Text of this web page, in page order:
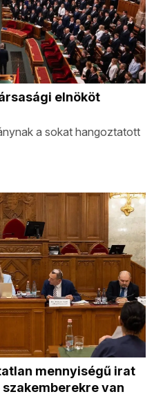
elnököt
a sokat hangoztatott
mennyiségű irat
van